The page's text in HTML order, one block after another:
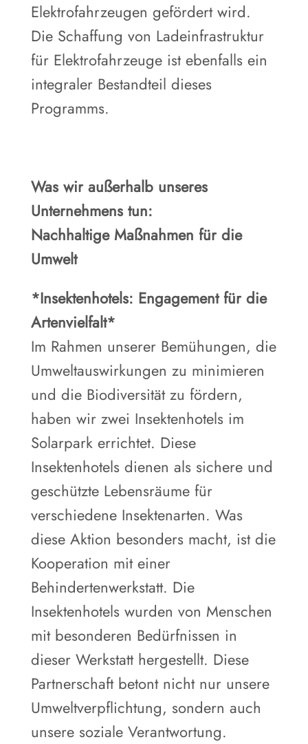
Elektrofahrzeugen gefördert wird.
Die Schaffung von Ladeinfrastruktur
für Elektrofahrzeuge ist ebenfalls ein
integraler Bestandteil dieses
Programms.
Was wir außerhalb unseres
Unternehmens tun:
Nachhaltige Maßnahmen für die
Umwelt
*Insektenhotels: Engagement für die
Artenvielfalt*
Im Rahmen unserer Bemühungen, die
Umweltauswirkungen zu minimieren
und die Biodiversität zu fördern,
haben wir zwei Insektenhotels im
Solarpark errichtet. Diese
Insektenhotels dienen als sichere und
geschützte Lebensräume für
verschiedene Insektenarten. Was
diese Aktion besonders macht, ist die
Kooperation mit einer
Behindertenwerkstatt. Die
Insektenhotels wurden von Menschen
mit besonderen Bedürfnissen in
dieser Werkstatt hergestellt. Diese
Partnerschaft betont nicht nur unsere
Umweltverpflichtung, sondern auch
unsere soziale Verantwortung.